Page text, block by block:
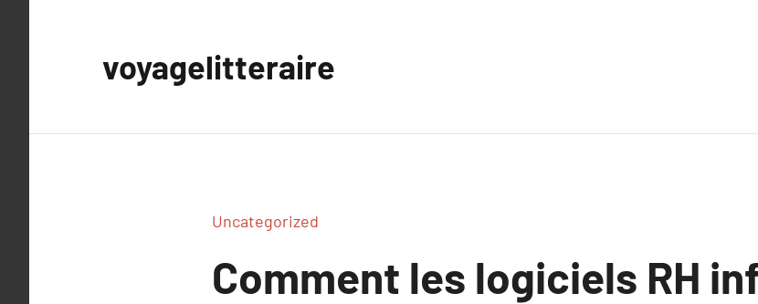
voyagelitteraire
Uncategorized
Comment les logiciels RH